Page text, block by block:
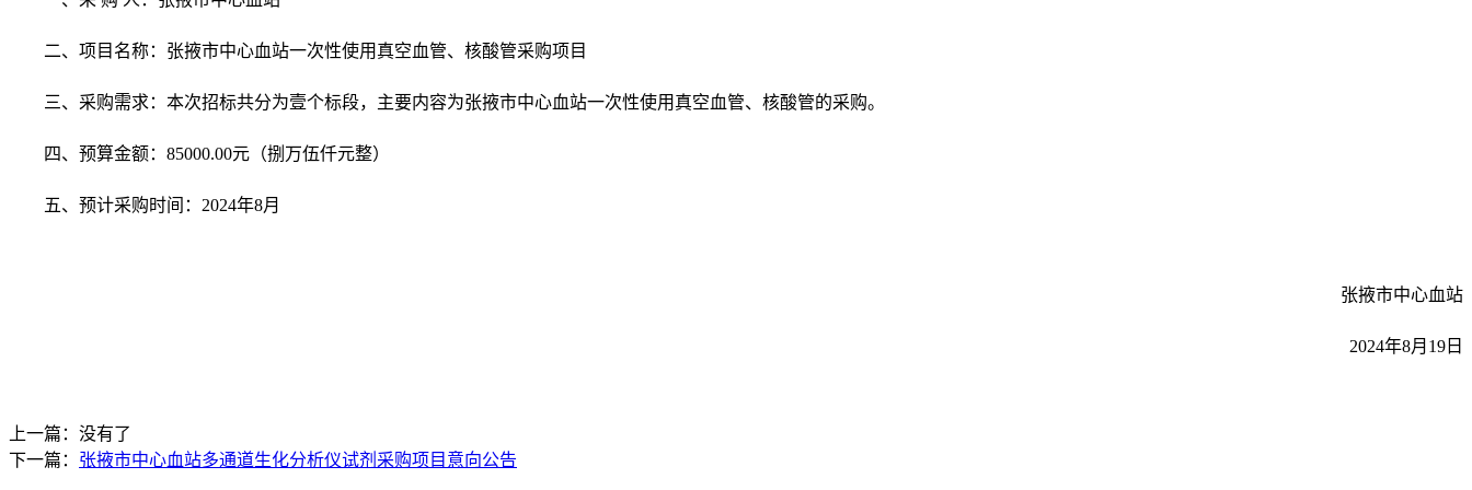
二、项目名称：张掖市中心血站一次性使用真空血管、核酸管采购项目
三、采购需求：本次招标共分为壹个标段，主要内容为张掖市中心血站一次性使用真空血管、核酸管的采购。
四、预算金额：85000.00元（捌万伍仟元整）
五、预计采购时间：2024年8月
张掖市中心血站
2024年8月19日
上一篇：没有了
下一篇： 张掖市中心血站多通道生化分析仪试剂采购项目意向公告